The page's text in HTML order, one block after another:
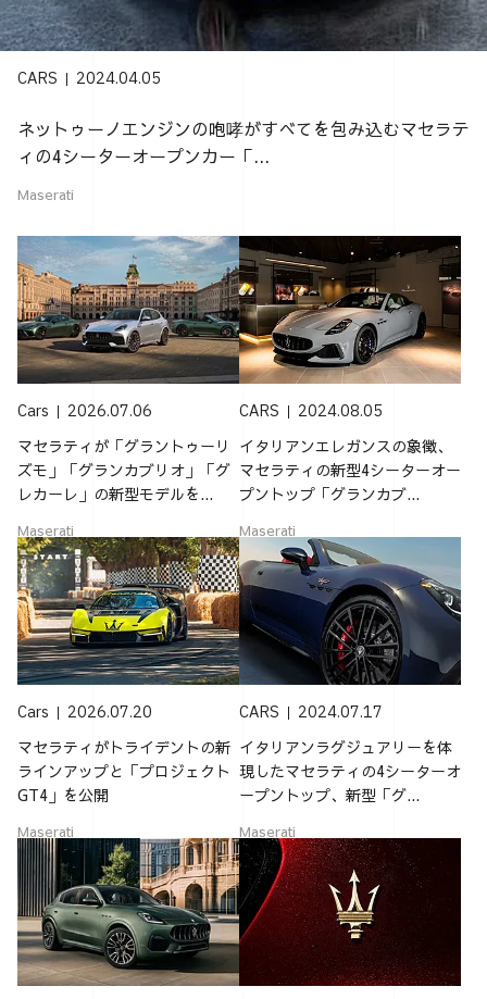
CARS 2024.04.05
ネットゥーノエンジンの咆哮がすべてを包み込むマセラテ
ィの4シーターオープンカー「...
Maserati
Cars 2026.07.06
マセラティが「グラントゥーリ
ズモ」「グランカブリオ」「グ
レカーレ」の新型モデルを...
Maserati
CARS 2024.08.05
イタリアンエレガンスの象徴、
マセラティの新型4シーターオー
プントップ「グランカブ...
Maserati
Cars 2026.07.20
マセラティがトライデントの新
ラインアップと「プロジェクト
GT4」を公開
Maserati
CARS 2024.07.17
イタリアンラグジュアリーを体
現したマセラティの4シーターオ
ープントップ、新型「グ...
Maserati